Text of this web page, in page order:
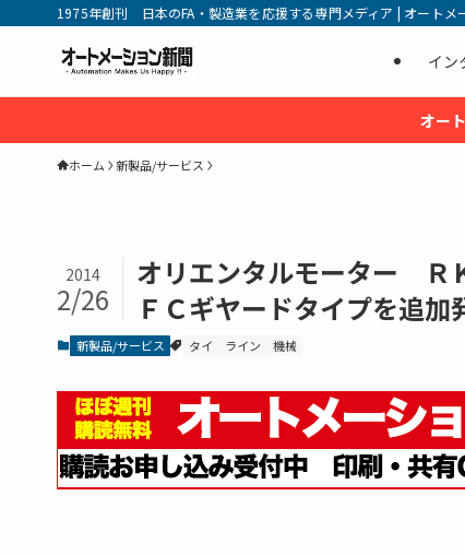
1975年創刊 日本のFA・製造業を応援する専門メディア | オート
イン
オー
ホーム 新製品/サービス
オリエンタルモーター Ｒ
ＦＣギヤードタイプを追加
2014
2/26
新製品/サービス タイ ライン 機械